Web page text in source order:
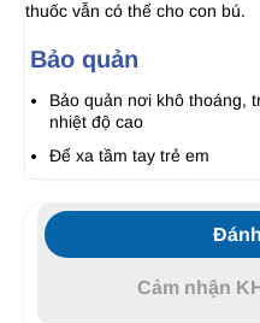
thuốc vẫn có thể cho con bú.
Bảo quản
Bảo quản nơi khô thoáng,
nhiệt độ cao
Để xa tầm tay trẻ em
Cảm nhận